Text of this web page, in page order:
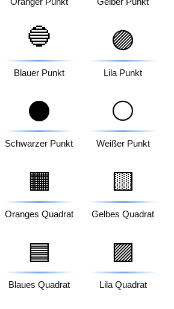
Oranger Punkt Gelber Punkt
🔵
Blauer Punkt
🟣
Lila Punkt
⚫
Schwarzer Punkt
⚪
Weißer Punkt
🟧
Oranges Quadrat
🟨
Gelbes Quadrat
🟦
Blaues Quadrat
🟪
Lila Quadrat